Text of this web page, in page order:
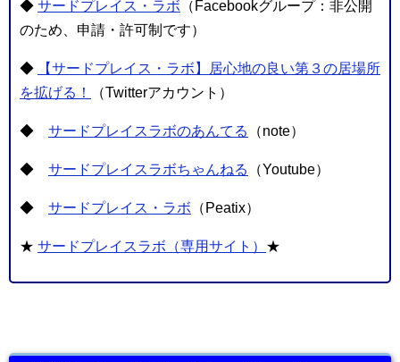
◆ サードプレイス・ラボ （Facebookグループ：非公開
のため、申請・許可制です）
◆
【サードプレイス・ラボ】居心地の良い第３の居場所
を拡げる！
（Twitterアカウント）
◆ サードプレイスラボのあんてる （note）
◆ サードプレイスラボちゃんねる （Youtube）
◆ サードプレイス・ラボ （Peatix）
★ サードプレイスラボ（専用サイト） ★